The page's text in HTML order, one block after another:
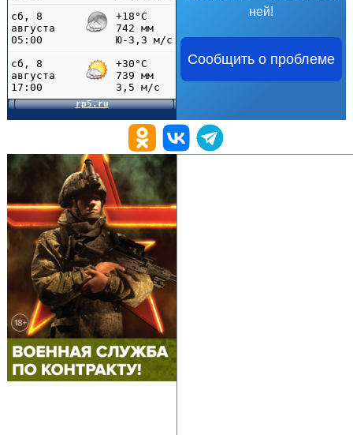
ней!
Сообщить о проблеме